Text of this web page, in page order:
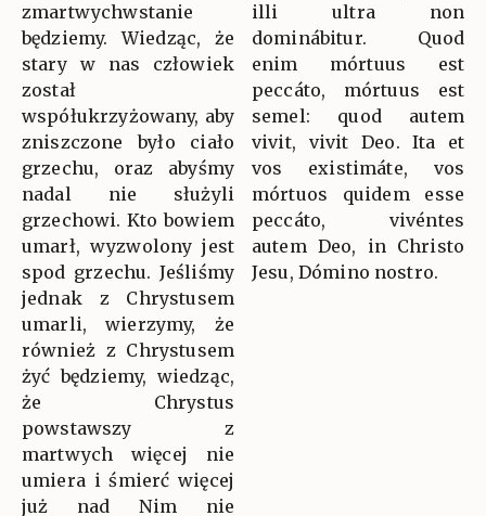
zmartwychwstanie
będziemy. Wiedząc, że
stary w nas człowiek
został
współukrzyżowany, aby
zniszczone było ciało
grzechu, oraz abyśmy
nadal nie służyli
grzechowi. Kto bowiem
umarł, wyzwolony jest
spod grzechu. Jeśliśmy
jednak z Chrystusem
umarli, wierzymy, że
również z Chrystusem
żyć będziemy, wiedząc,
że Chrystus
powstawszy z
martwych więcej nie
umiera i śmierć więcej
już nad Nim nie
illi ultra non
dominábitur. Quod
enim mórtuus est
peccáto, mórtuus est
semel: quod autem
vivit, vivit Deo. Ita et
vos existimáte, vos
mórtuos quidem esse
peccáto, vivéntes
autem Deo, in Christo
Jesu, Dómino nostro.